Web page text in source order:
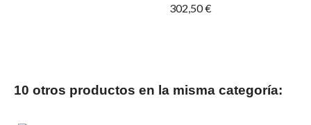
302,50 €
10 otros productos en la misma categoría: